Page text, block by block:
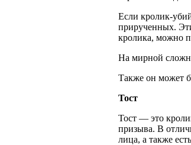
Если кролик-
прирученных.
кролика, можно
На мирной
Также он может
Тост
Тост — это
призыва. В
лица, а также